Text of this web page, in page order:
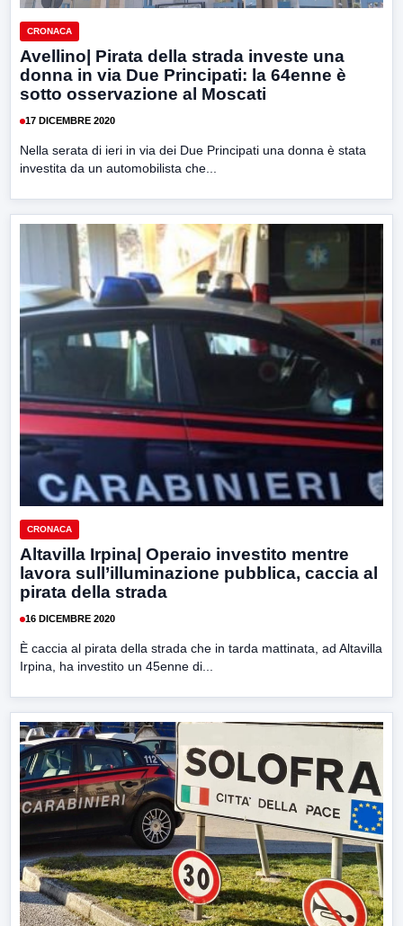
CRONACA
Avellino| Pirata della strada investe una
donna in via Due Principati: la 64enne è
sotto osservazione al Moscati
17 DICEMBRE 2020
Nella serata di ieri in via dei Due Principati una donna è stata
investita da un automobilista che...
CRONACA
Altavilla Irpina| Operaio investito mentre
lavora sull’illuminazione pubblica, caccia al
pirata della strada
16 DICEMBRE 2020
È caccia al pirata della strada che in tarda mattinata, ad Altavilla
Irpina, ha investito un 45enne di...